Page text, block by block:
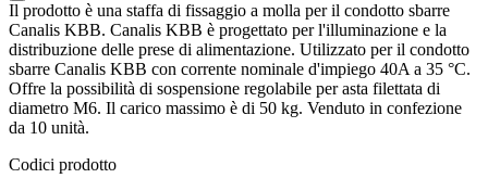
Il prodotto è una staffa di fissaggio a molla per il condotto sbarre
Canalis KBB. Canalis KBB è progettato per l'illuminazione e la
distribuzione delle prese di alimentazione. Utilizzato per il condotto
sbarre Canalis KBB con corrente nominale d'impiego 40A a 35 °C.
Offre la possibilità di sospensione regolabile per asta filettata di
diametro M6. Il carico massimo è di 50 kg. Venduto in confezione
da 10 unità.
Codici prodotto